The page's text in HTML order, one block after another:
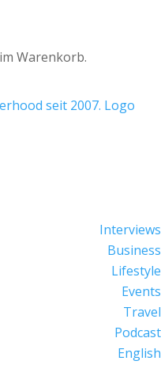
Warenkorb.
Interviews
Business
Lifestyle
Events
Travel
Podcast
English